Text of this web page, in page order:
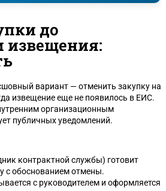
до
извещения:
вариант — отменить закупку на
извещение еще не появилось в ЕИС.
организационным
публичных уведомлений.
контрактной службы) готовит
с обоснованием отмены.
с руководителем и оформляется